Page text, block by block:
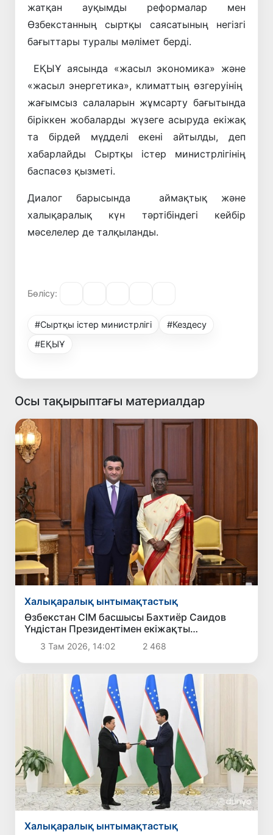
жатқан ауқымды реформалар мен
Өзбекстанның сыртқы саясатының негізгі
бағыттары туралы мәлімет берді.
ЕҚЫҰ аясында «жасыл экономика» және
«жасыл энергетика», климаттың өзгеруінің
жағымсыз салаларын жұмсарту бағытында
біріккен жобаларды жүзеге асыруда екіжақ
та бірдей мүдделі екені айтылды, деп
хабарлайды Сыртқы істер министрлігінің
баспасөз қызметі.
Диалог барысында аймақтық және
халықаралық күн тәртібіндегі кейбір
мәселелер де талқыланды.
Бөлісу:
#Сыртқы істер министрлігі
#Кездесу
#ЕҚЫҰ
Осы тақырыптағы материалдар
Халықаралық ынтымақтастық
Өзбекстан СІМ басшысы Бахтиёр Саидов
Үндістан Президентімен екіжақты
байланыстарды нығайту мәселелерін
талқылады
3 Там 2026, 14:02 2 468
Халықаралық ынтымақтастық